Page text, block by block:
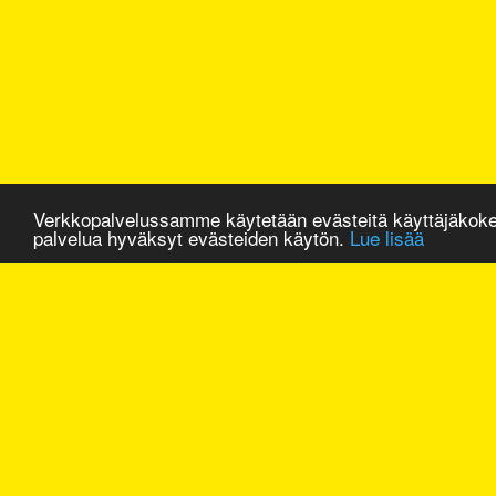
Verkkopalvelussamme käytetään evästeitä
palvelua hyväksyt evästeiden käytön. Lue lisää